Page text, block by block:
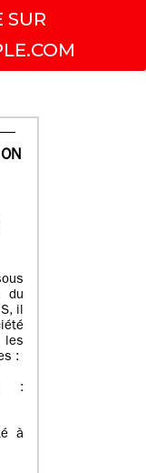
SUR
du
il
:
:
à